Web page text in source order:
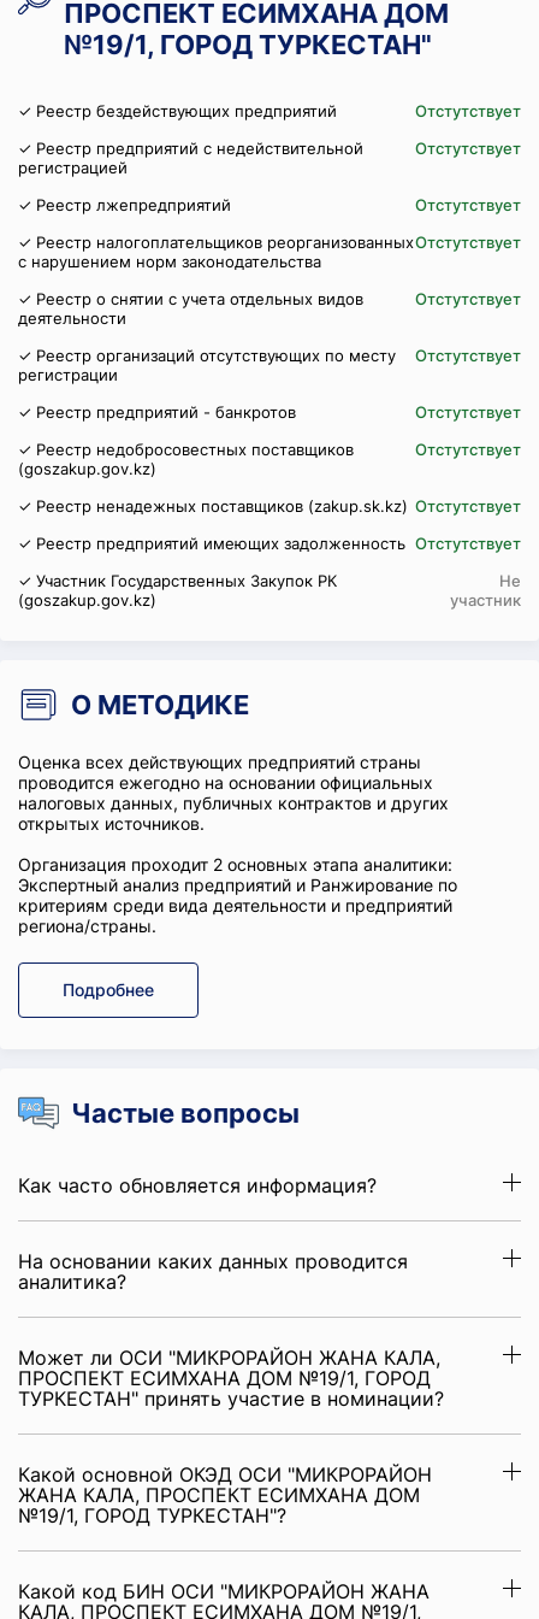
ПРОСПЕКТ ЕСИМХАНА ДОМ
№19/1, ГОРОД ТУРКЕСТАН"
✓ Реестр бездействующих предприятий
Отстутствует
✓ Реестр предприятий с недействительной
регистрацией
Отстутствует
✓ Реестр лжепредприятий
Отстутствует
✓ Реестр налогоплательщиков реорганизованных
с нарушением норм законодательства
Отстутствует
✓ Реестр о снятии с учета отдельных видов
деятельности
Отстутствует
✓ Реестр организаций отсутствующих по месту
регистрации
Отстутствует
✓ Реестр предприятий - банкротов
Отстутствует
✓ Реестр недобросовестных поставщиков
(goszakup.gov.kz)
Отстутствует
✓ Реестр ненадежных поставщиков (zakup.sk.kz) Отстутствует
✓ Реестр предприятий имеющих задолженность Отстутствует
✓ Участник Государственных Закупок РК
(goszakup.gov.kz)
Не
участник
О МЕТОДИКЕ
Оценка всех действующих предприятий страны
проводится ежегодно на основании официальных
налоговых данных, публичных контрактов и других
открытых источников.
Организация проходит 2 основных этапа аналитики:
Экспертный анализ предприятий и Ранжирование по
критериям среди вида деятельности и предприятий
региона/страны.
Подробнее
Частые вопросы
Как часто обновляется информация?
На основании каких данных проводится
аналитика?
Может ли ОСИ "МИКРОРАЙОН ЖАНА КАЛА,
ПРОСПЕКТ ЕСИМХАНА ДОМ №19/1, ГОРОД
ТУРКЕСТАН" принять участие в номинации?
Какой основной ОКЭД ОСИ "МИКРОРАЙОН
ЖАНА КАЛА, ПРОСПЕКТ ЕСИМХАНА ДОМ
№19/1, ГОРОД ТУРКЕСТАН"?
Какой код БИН ОСИ "МИКРОРАЙОН ЖАНА
КАЛА, ПРОСПЕКТ ЕСИМХАНА ДОМ №19/1,